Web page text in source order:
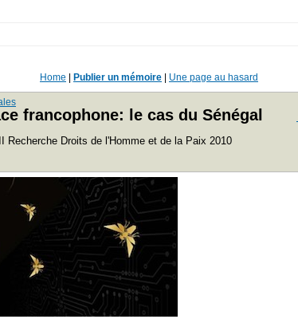
Home Publier un mémoire Une page au hasard
francophone: le cas du Sénégal
Droits de l'Homme et de la Paix 2010